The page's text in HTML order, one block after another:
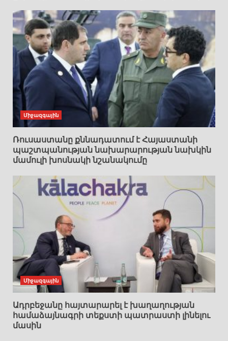
Միջազգային
Ռուսաստանը քննադատում է Հայաստանի
պաշտպանության նախարարության նախկին
մամուլի խոսնակի նշանակումը
Միջազգային
Ադրբեջանը հայտարարել է խաղաղության
համաձայնագրի տեքստի պատրաստի լինելու
մասին